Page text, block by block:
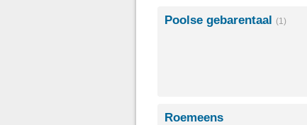
Poolse gebarentaal (1)
Roemeens